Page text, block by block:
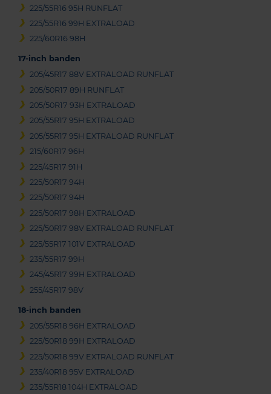
225/55R16 95H RUNFLAT
225/55R16 99H EXTRALOAD
225/60R16 98H
17-inch banden
205/45R17 88V EXTRALOAD RUNFLAT
205/50R17 89H RUNFLAT
205/50R17 93H EXTRALOAD
205/55R17 95H EXTRALOAD
205/55R17 95H EXTRALOAD RUNFLAT
215/60R17 96H
225/45R17 91H
225/50R17 94H
225/50R17 94H
225/50R17 98H EXTRALOAD
225/50R17 98V EXTRALOAD RUNFLAT
225/55R17 101V EXTRALOAD
235/55R17 99H
245/45R17 99H EXTRALOAD
255/45R17 98V
18-inch banden
205/55R18 96H EXTRALOAD
225/50R18 99H EXTRALOAD
225/50R18 99V EXTRALOAD RUNFLAT
235/40R18 95V EXTRALOAD
235/55R18 104H EXTRALOAD